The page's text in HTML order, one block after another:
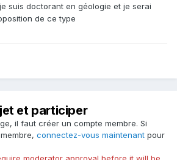
suis doctorant en géologie et je serai
de ce type
et participer
il faut créer un compte membre. Si
connectez-vous maintenant pour